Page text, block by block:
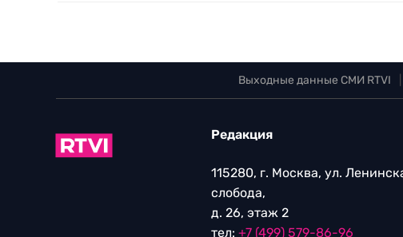
Выходные данные СМИ RTVI
Редакция
115280, г. Москва, ул.
слобода,
д. 26, этаж 2
тел: +7 (499) 579-86-96